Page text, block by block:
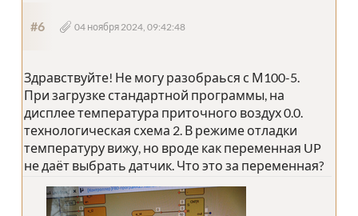
#6 04 ноября 2024, 09:42:48
Здравствуйте! Не могу разобраься с М100-5.
При загрузке стандартной программы, на
дисплее температура приточного воздух 0.0.
технологическая схема 2. В режиме отладки
температуру вижу, но вроде как переменная UP
не даёт выбрать датчик. Что это за переменная?